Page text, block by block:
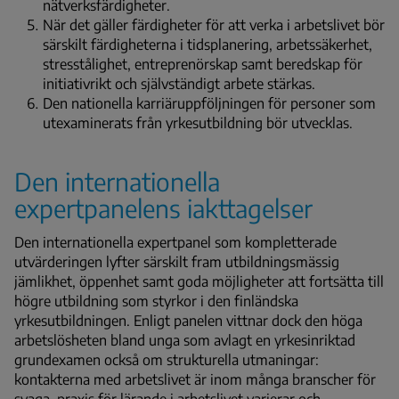
nätverksfärdigheter.
När det gäller färdigheter för att verka i arbetslivet bör
särskilt färdigheterna i tidsplanering, arbetssäkerhet,
stresstålighet, entreprenörskap samt beredskap för
initiativrikt och självständigt arbete stärkas.
Den nationella karriäruppföljningen för personer som
utexaminerats från yrkesutbildning bör utvecklas.
Den internationella
expertpanelens iakttagelser
Den internationella expertpanel som kompletterade
utvärderingen lyfter särskilt fram utbildningsmässig
jämlikhet, öppenhet samt goda möjligheter att fortsätta till
högre utbildning som styrkor i den finländska
yrkesutbildningen. Enligt panelen vittnar dock den höga
arbetslösheten bland unga som avlagt en yrkesinriktad
grundexamen också om strukturella utmaningar:
kontakterna med arbetslivet är inom många branscher för